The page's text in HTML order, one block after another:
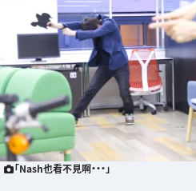
「Nash也看不見啊・・・」